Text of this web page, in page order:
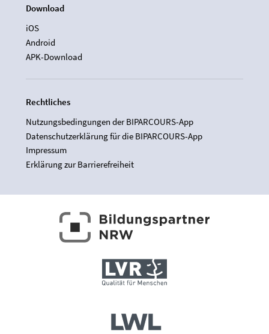
Download
iOS
Android
APK-Download
Rechtliches
Nutzungsbedingungen der BIPARCOURS-App
Datenschutzerklärung für die BIPARCOURS-App
Impressum
Erklärung zur Barrierefreiheit